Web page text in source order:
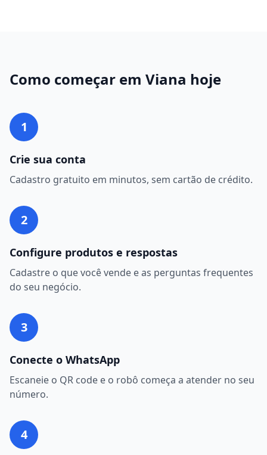
Como começar em Viana hoje
1
Crie sua conta
Cadastro gratuito em minutos, sem cartão de crédito.
2
Configure produtos e respostas
Cadastre o que você vende e as perguntas frequentes
do seu negócio.
3
Conecte o WhatsApp
Escaneie o QR code e o robô começa a atender no seu
número.
4